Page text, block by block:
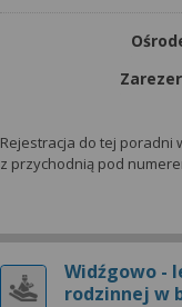
Rejestracja do tej poradni
z przychodnią pod
Widźgowo -
rodzinnej w